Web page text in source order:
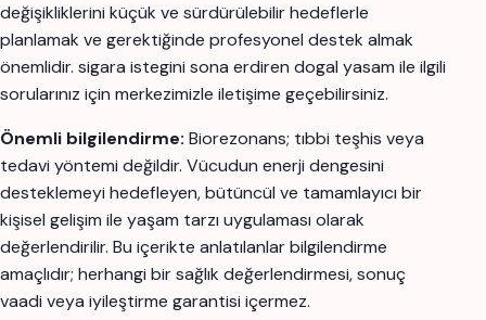
değişikliklerini küçük ve sürdürülebilir hedeflerle
planlamak ve gerektiğinde profesyonel destek almak
önemlidir. sigara istegini sona erdiren dogal yasam ile ilgili
sorularınız için merkezimizle iletişime geçebilirsiniz.
Önemli bilgilendirme: Biorezonans; tıbbi teşhis veya
tedavi yöntemi değildir. Vücudun enerji dengesini
desteklemeyi hedefleyen, bütüncül ve tamamlayıcı bir
kişisel gelişim ile yaşam tarzı uygulaması olarak
değerlendirilir. Bu içerikte anlatılanlar bilgilendirme
amaçlıdır; herhangi bir sağlık değerlendirmesi, sonuç
vaadi veya iyileştirme garantisi içermez.